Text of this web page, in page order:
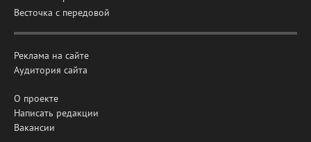
Весточка с передовой
Реклама на сайте
Аудитория сайта
О проекте
Написать редакции
Вакансии